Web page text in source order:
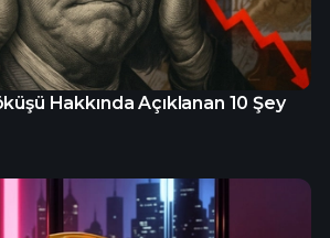
Hakkında Açıklanan 10 Şey